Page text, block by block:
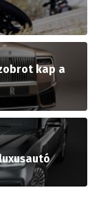
kap a